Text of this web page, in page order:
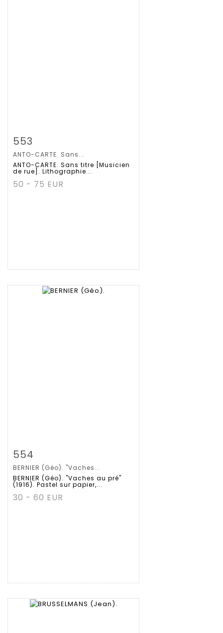
拍品详情
553
ANTO-CARTE. Sans...
ANTO-CARTE. Sans titre [Musicien
de rue]. Lithographie...
50 - 75 EUR
拍品详情
554
BERNIER (Géo). "Vaches...
BERNIER (Géo). "Vaches au pré"
(1916). Pastel sur papier,...
30 - 60 EUR